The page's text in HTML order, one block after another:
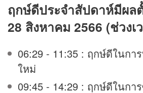
ฤกษ์ดีประจำสัปดาห์มีผล
28 สิงหาคม 2566 (ช่วงเ
06:29 - 11:35 : ฤกษ์ดีในก
ใหม่
09:45 - 14:29 : ฤกษ์ดีในก